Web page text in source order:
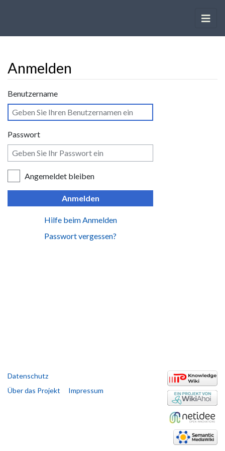
Anmelden
Wechseln zu:Navigation
Benutzername
Passwort
Angemeldet bleiben
Anmelden
Hilfe beim Anmelden
Passwort vergessen?
Datenschutz
Über das Projekt
Impressum